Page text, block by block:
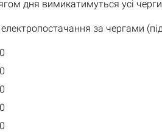
дня вимикатимуться усі
електропостачання за чергами